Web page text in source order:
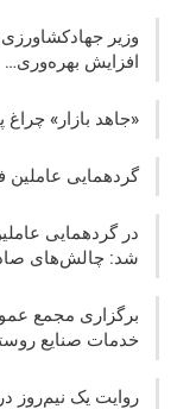
وزیر
افزایش بهره‌وری…
«جاهد بازار»
گردهمایی
در گردهمایی
شد: چالش‌های
برگزاری مجمع
خدمات صنایع
روایت یک نیم‌روز